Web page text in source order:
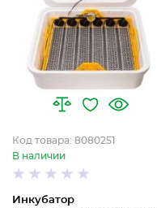
Инкубатор
Код товара: 8080251
В наличии